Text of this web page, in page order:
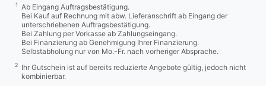
1
Ab Eingang Auftragsbestätigung.
Bei Kauf auf Rechnung mit abw. Lieferanschrift ab Eingang der
unterschriebenen Auftragsbestätigung.
Bei Zahlung per Vorkasse ab Zahlungseingang.
Bei Finanzierung ab Genehmigung Ihrer Finanzierung.
Selbstabholung nur von Mo.-Fr. nach vorheriger Absprache.
2
Ihr Gutschein ist auf bereits reduzierte Angebote gültig, jedoch nicht
kombinierbar.